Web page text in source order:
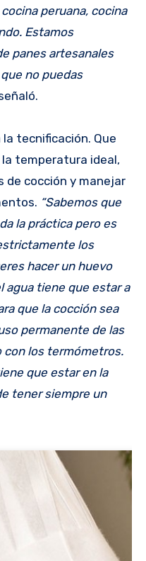
peruana, cocina
Estamos
panes artesanales
no puedas
tecnificación. Que
temperatura ideal,
de cocción y manejar
“Sabemos que
la práctica pero es
los
hacer un huevo
agua tiene que estar a
que la cocción sea
permanente de las
con los termómetros.
que estar en la
tener siempre un